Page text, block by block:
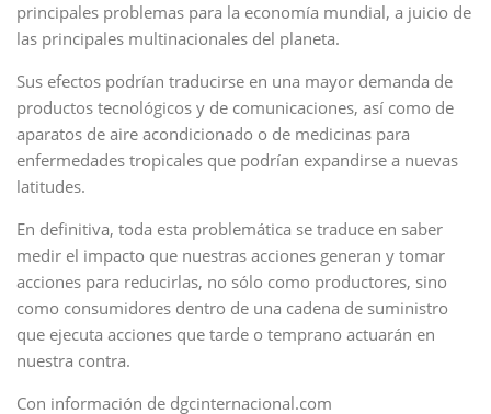
principales problemas para la economía mundial, a juicio de
las principales multinacionales del planeta.
Sus efectos podrían traducirse en una mayor demanda de
productos tecnológicos y de comunicaciones, así como de
aparatos de aire acondicionado o de medicinas para
enfermedades tropicales que podrían expandirse a nuevas
latitudes.
En definitiva, toda esta problemática se traduce en saber
medir el impacto que nuestras acciones generan y tomar
acciones para reducirlas, no sólo como productores, sino
como consumidores dentro de una cadena de suministro
que ejecuta acciones que tarde o temprano actuarán en
nuestra contra.
Con información de dgcinternacional.com